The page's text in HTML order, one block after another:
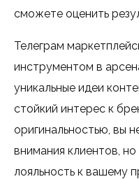
сможете оценить
Телеграм
инструментом в
уникальные идеи
стойкий интерес к
оригинальностью, вы
внимания клиентов,
лояльность к вашему